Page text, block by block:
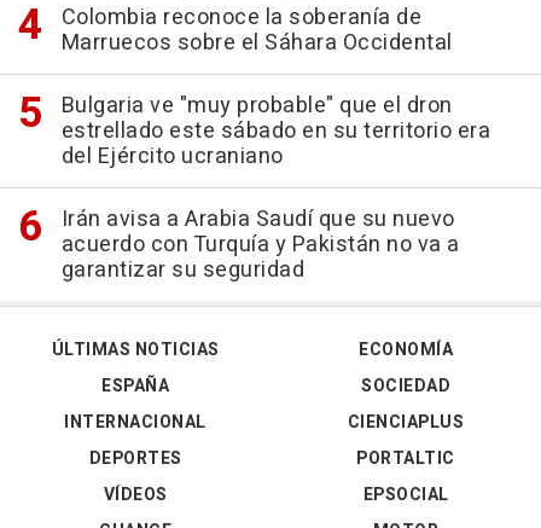
Colombia reconoce la soberanía de
Marruecos sobre el Sáhara Occidental
Bulgaria ve "muy probable" que el dron
estrellado este sábado en su territorio era
del Ejército ucraniano
Irán avisa a Arabia Saudí que su nuevo
acuerdo con Turquía y Pakistán no va a
garantizar su seguridad
ÚLTIMAS NOTICIAS
ESPAÑA
INTERNACIONAL
DEPORTES
VÍDEOS
ECONOMÍA
SOCIEDAD
CIENCIAPLUS
PORTALTIC
EPSOCIAL